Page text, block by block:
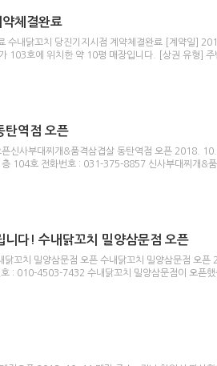
체결완료
수내닭꼬치 당진기지시점 계약체결완료 [계약일]
103호에 위치한 약 10평 매장입니다. [상권 유형]
탄역점 오픈
신사부대찌개&품격삼겹살 동탄역점 오픈 2018.
104호 전화번호 : 031-375-8857 신사부대찌개&
다! 수내닭꼬치 밀양삼문점 오픈
꼬치 밀양삼문점 오픈 수내닭꼬치 밀양삼문점 오
: 010-4503-7432 수내닭꼬치 밀양삼문점이 오픈